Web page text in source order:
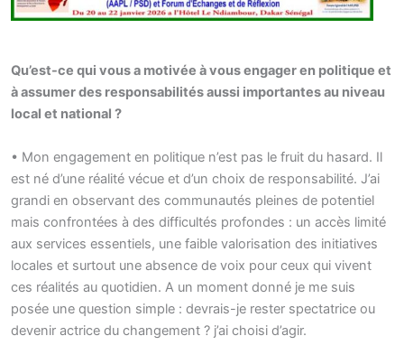
Qu’est-ce qui vous a motivée à vous engager en politique et
à assumer des responsabilités aussi importantes au niveau
local et national ?
• Mon engagement en politique n’est pas le fruit du hasard. Il
est né d’une réalité vécue et d’un choix de responsabilité. J’ai
grandi en observant des communautés pleines de potentiel
mais confrontées à des difficultés profondes : un accès limité
aux services essentiels, une faible valorisation des initiatives
locales et surtout une absence de voix pour ceux qui vivent
ces réalités au quotidien. A un moment donné je me suis
posée une question simple : devrais-je rester spectatrice ou
devenir actrice du changement ? j’ai choisi d’agir.